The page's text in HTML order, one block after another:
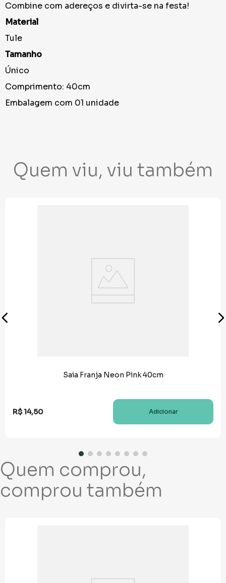
Combine com adereços e divirta-se na festa!
Material
Tule
Tamanho
Único
Comprimento: 40cm
Embalagem com 01 unidade
Quem viu, viu também
Saia Franja Neon Pink 40cm
R$14,50 Adicionar
Quem comprou,
comprou também